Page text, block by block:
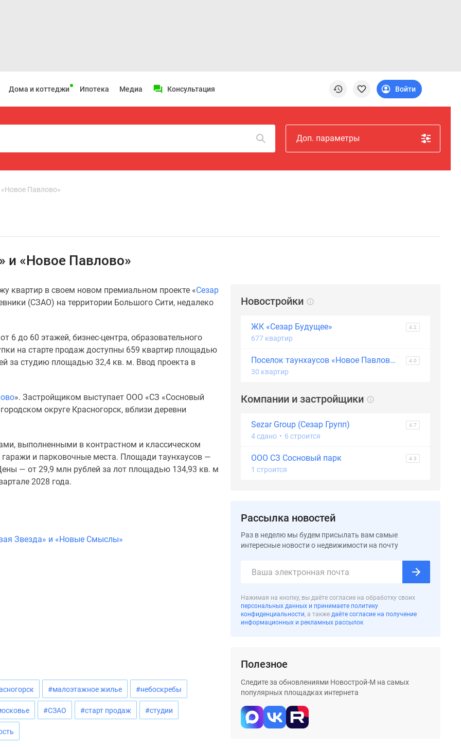
Дома и коттеджи Ипотека Медиа Консультация Войти
Доп. параметры
Павлово»
и «Новое Павлово»
квартир в своем новом премиальном проекте «Сезар
(СЗАО) на территории Большого Сити, недалеко
6 до 60 этажей, бизнес-центра, образовательного
на старте продаж доступны 659 квартир площадью
за студию площадью 32,4 кв. м. Ввод проекта в
». Застройщиком выступает ООО «СЗ «Сосновый
округе Красногорск, вблизи деревни
выполненными в контрастном и классическом
и парковочные места. Площади таунхаусов —
— от 29,9 млн рублей за лот площадью 134,93 кв. м
2028 года.
Звезда» и «Новые Смыслы»
#малоэтажное жилье #небоскребы
#СЗАО #старт продаж #студии
Новостройки
ЖК «Сезар Будущее» 4.2
677 квартир
Поселок таунхаусов «Новое Павлово» 4.0
30 квартир
Компании и застройщики
Sezar Group (Сезар Групп) 4.7
4 сдано • 6 строится
ООО СЗ Сосновый парк 4.3
1 строится
Рассылка новостей
Раз в неделю мы будем присылать вам самые
интересные новости о недвижимости на почту
Нажимая на кнопку, вы даёте согласие на обработку своих
персональных данных и принимаете политику
конфиденциальности, а также даёте согласие на получение
информационных и рекламных рассылок
Полезное
Следите за обновлениями Новострой-М на самых
популярных площадках интернета